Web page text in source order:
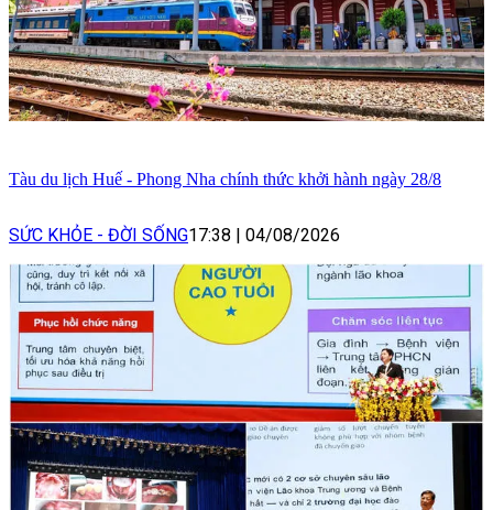
Tàu du lịch Huế - Phong Nha chính thức khởi hành ngày 28/8
SỨC KHỎE - ĐỜI SỐNG17:38 | 04/08/2026